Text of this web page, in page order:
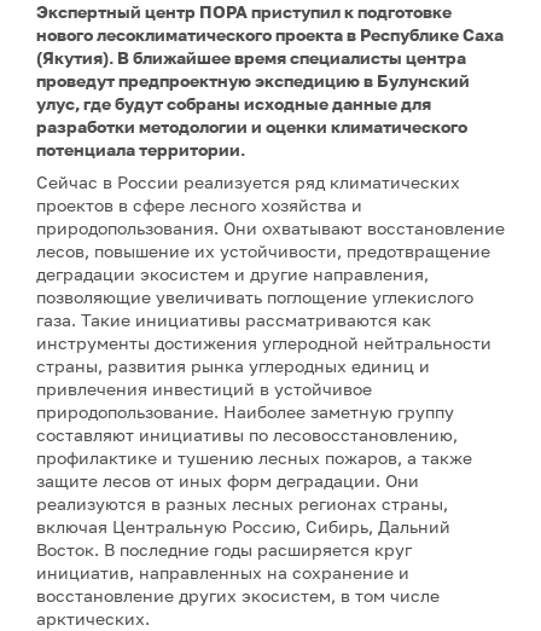
Экспертный центр ПОРА приступил к подготовке
нового лесоклиматического проекта в Республике Саха
(Якутия). В ближайшее время специалисты центра
проведут предпроектную экспедицию в Булунский
улус, где будут собраны исходные данные для
разработки методологии и оценки климатического
потенциала территории.
Сейчас в России реализуется ряд климатических
проектов в сфере лесного хозяйства и
природопользования. Они охватывают восстановление
лесов, повышение их устойчивости, предотвращение
деградации экосистем и другие направления,
позволяющие увеличивать поглощение углекислого
газа. Такие инициативы рассматриваются как
инструменты достижения углеродной нейтральности
страны, развития рынка углеродных единиц и
привлечения инвестиций в устойчивое
природопользование. Наиболее заметную группу
составляют инициативы по лесовосстановлению,
профилактике и тушению лесных пожаров, а также
защите лесов от иных форм деградации. Они
реализуются в разных лесных регионах страны,
включая Центральную Россию, Сибирь, Дальний
Восток. В последние годы расширяется круг
инициатив, направленных на сохранение и
восстановление других экосистем, в том числе
арктических.